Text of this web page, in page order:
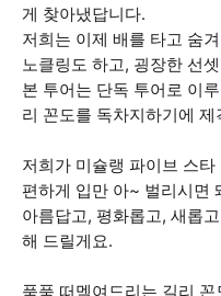
게 찾아냈답니다.
저희는 이제 배를 타고 숨
노클링도 하고, 굉장한 선
본 투어는 단독 투어로 이
리 꼰도를 독차지하기에 제
저희가 미슐랭 파이브 스
편하게 입만 아~ 벌리시면
아름답고, 평화롭고, 새롭
해 드릴게요.
푹푹 떠멕여드리는 길리 꼰